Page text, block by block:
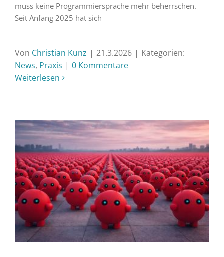
muss keine Programmiersprache mehr beherrschen.
Seit Anfang 2025 hat sich
Von Christian Kunz | 21.3.2026 | Kategorien:
News, Praxis | 0 Kommentare
Weiterlesen